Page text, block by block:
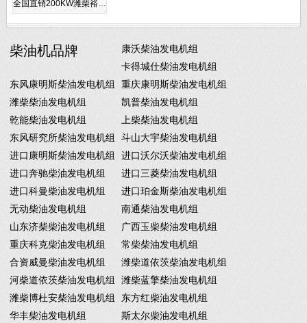
全国直销200KW潍柴裕…
柴油机品牌
康沃柴油发电机组
卡得城仕柴油发电机组
东风康明斯柴油发电机组
重庆康明斯柴油发电机组
潍柴柴油发电机组
凯普柴油发电机组
乾能柴油发电机组
上柴柴油发电机组
东风研究所柴油发电机组
斗山大宇柴油发电机组
进口康明斯柴油发电机组
进口沃尔沃柴油发电机组
进口奔驰柴油发电机组
进口三菱柴油发电机组
进口科曼柴油发电机组
进口珀金斯柴油发电机组
无动柴油发电机组
南通柴油发电机组
山东济柴柴油发电机组
广西玉柴柴油发电机组
重庆科克柴油发电机组
常柴柴油发电机组
合资威曼柴油发电机组
潍柴道依茨柴油发电机组
河柴道依茨柴油发电机组
潍柴蓝擎柴油发电机组
潍柴博杜安柴油发电机组
东方红柴油发电机组
华丰柴油发电机组
斯太尔柴油发电机组